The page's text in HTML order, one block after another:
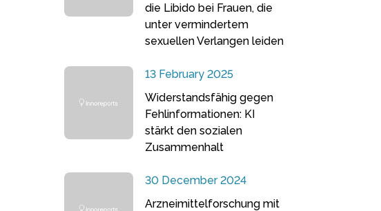
die Libido bei Frauen, die
unter vermindertem
sexuellen Verlangen leiden
13 February 2025
Widerstandsfähig gegen
Fehlinformationen: KI
stärkt den sozialen
Zusammenhalt
30 December 2024
Arzneimittelforschung mit